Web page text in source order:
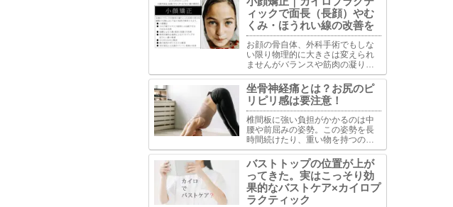
体のバランス整え、骨盤のゆがみ
が原因で生じた状態の改善を目指
します。
ィックで面長（長顔）やむ
くみ・ほうれい線の改善を
お顔の骨自体、外科手術でもしな
い限り物理的に大きさは変えられ
ませんがバランスや筋肉の凝りに
よる各部の厚さの違いを調整する
ことは可能です。バランスで重視
するのは下顎と鼻骨と頬骨の水平
ライン・縦ライン・中間のライ
ン。多くの場合はこの部位の調整
が重要といえます。
坐骨神経痛とは？お尻のピ
リピリ感は要注意！
椎間板に強い負担がかかるのは中
腰や前屈みの姿勢。この姿勢を長
時間続けたり、重い物を持つのは
避けて下さい。また長時間座って
いる事も椎間板には過度な負担が
かかりますし、座っている姿勢に
よってはお尻周りの筋肉への影響
もあります。
バストトップの位置が上が
ってきた。実はこっそり効
果的なバストケア×カイロプ
ラクティック